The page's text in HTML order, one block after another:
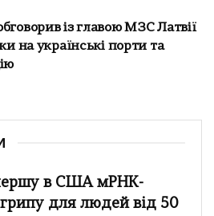
із главою МЗС Латвії
на українські порти та
в США мРНК-
для людей від 50